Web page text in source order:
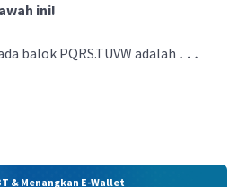
ini!
balok PQRS.TUVW adalah …
& Menangkan E-Wallet